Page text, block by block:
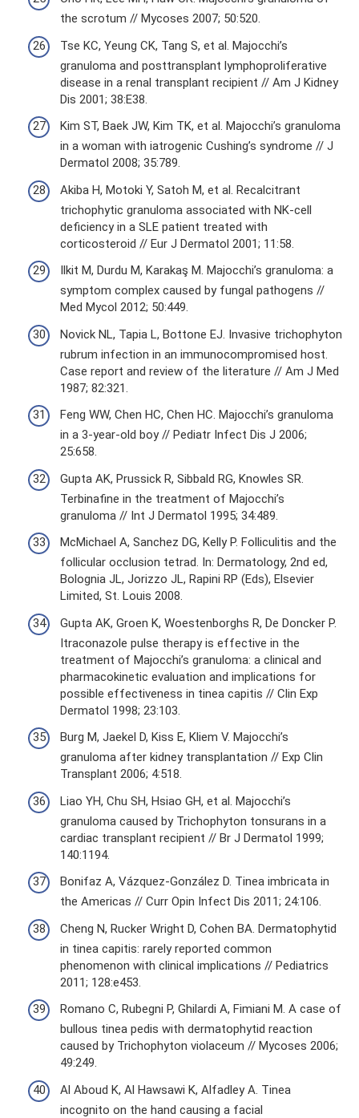
the scrotum // Mycoses 2007; 50:520.
Tse KC, Yeung CK, Tang S, et al. Majocchi’s
granuloma and posttransplant lymphoproliferative
disease in a renal transplant recipient // Am J Kidney
Dis 2001; 38:E38.
Kim ST, Baek JW, Kim TK, et al. Majocchi’s granuloma
in a woman with iatrogenic Cushing’s syndrome // J
Dermatol 2008; 35:789.
Akiba H, Motoki Y, Satoh M, et al. Recalcitrant
trichophytic granuloma associated with NK-cell
deficiency in a SLE patient treated with
corticosteroid // Eur J Dermatol 2001; 11:58.
Ilkit M, Durdu M, Karakaş M. Majocchi’s granuloma: a
symptom complex caused by fungal pathogens //
Med Mycol 2012; 50:449.
Novick NL, Tapia L, Bottone EJ. Invasive trichophyton
rubrum infection in an immunocompromised host.
Case report and review of the literature // Am J Med
1987; 82:321.
Feng WW, Chen HC, Chen HC. Majocchi’s granuloma
in a 3-year-old boy // Pediatr Infect Dis J 2006;
25:658.
Gupta AK, Prussick R, Sibbald RG, Knowles SR.
Terbinafine in the treatment of Majocchi’s
granuloma // Int J Dermatol 1995; 34:489.
McMichael A, Sanchez DG, Kelly P. Folliculitis and the
follicular occlusion tetrad. In: Dermatology, 2nd ed,
Bolognia JL, Jorizzo JL, Rapini RP (Eds), Elsevier
Limited, St. Louis 2008.
Gupta AK, Groen K, Woestenborghs R, De Doncker P.
Itraconazole pulse therapy is effective in the
treatment of Majocchi’s granuloma: a clinical and
pharmacokinetic evaluation and implications for
possible effectiveness in tinea capitis // Clin Exp
Dermatol 1998; 23:103.
Burg M, Jaekel D, Kiss E, Kliem V. Majocchi’s
granuloma after kidney transplantation // Exp Clin
Transplant 2006; 4:518.
Liao YH, Chu SH, Hsiao GH, et al. Majocchi’s
granuloma caused by Trichophyton tonsurans in a
cardiac transplant recipient // Br J Dermatol 1999;
140:1194.
Bonifaz A, Vázquez-González D. Tinea imbricata in
the Americas // Curr Opin Infect Dis 2011; 24:106.
Cheng N, Rucker Wright D, Cohen BA. Dermatophytid
in tinea capitis: rarely reported common
phenomenon with clinical implications // Pediatrics
2011; 128:e453.
Romano C, Rubegni P, Ghilardi A, Fimiani M. A case of
bullous tinea pedis with dermatophytid reaction
caused by Trichophyton violaceum // Mycoses 2006;
49:249.
Al Aboud K, Al Hawsawi K, Alfadley A. Tinea
incognito on the hand causing a facial